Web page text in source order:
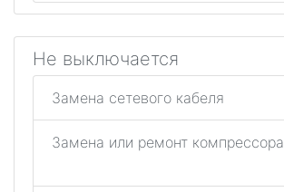
Не выключается
Замена сетевого кабеля
Замена или ремонт компрессора